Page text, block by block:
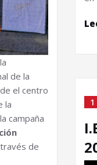
de la
el centro
la
campaña
de